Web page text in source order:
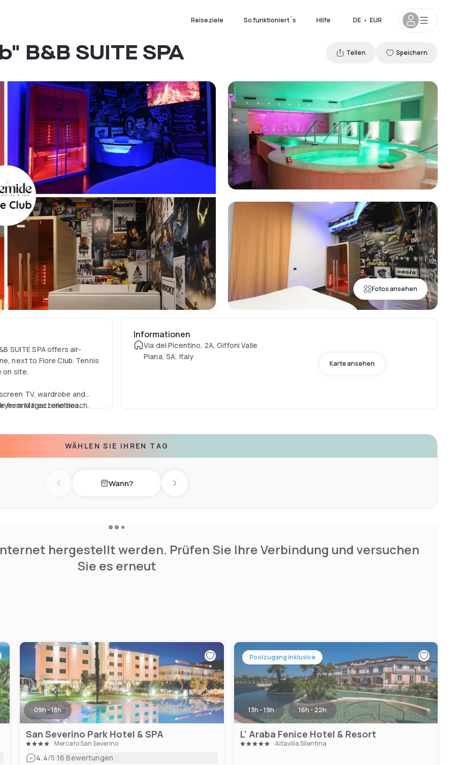
Reiseziele So funktioniert´s Hilfe DE • EUR
Fotos ansehen
B&B SUITE SPA Teilen Speichern
SUITE SPA offers air-
next to Fiore Club. Tennis
on site.
TV, wardrobe and
and free toiletries.
from Magazzeno beach.
Informationen
Via del Picentino, 2A, Giffoni Valle
Piana, SA, Italy
Karte ansehen
WÄHLEN SIE IHREN TAG
Previous day Wann? Next day
hergestellt werden. Prüfen Sie Ihre Verbindung und versuchen
Sie es erneut
09h - 18h
San Severino Park Hotel & SPA
Mercato San Severino
4.4/5|16 Bewertungen
Poolzugang inklusive
13h - 19h 16h - 22h
L' Araba Fenice Hotel & Resort
Altavilla Silentina